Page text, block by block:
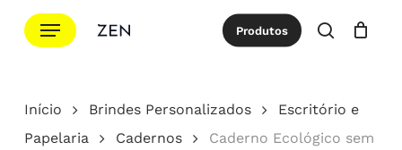
para
principal
Menu Produtos
procurar
Cotação Close
Início Brindes Personalizados
Escritório e
Papelaria
Cadernos
Caderno Ecológico sem